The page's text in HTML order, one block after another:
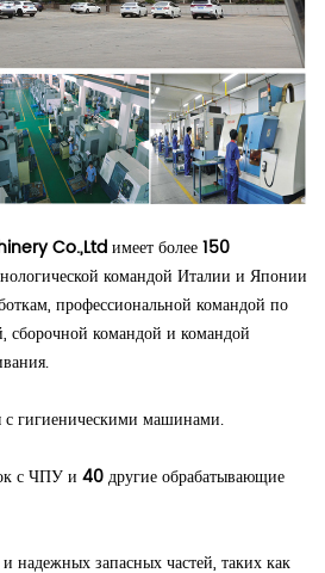
Co.,Ltdимеет более150
командой Италии и Японии
профессиональной командой по
сборочной командой и командой
с гигиеническими машинами.
с ЧПУ и 40другие обрабатывающие
надежных запасных частей, таких как